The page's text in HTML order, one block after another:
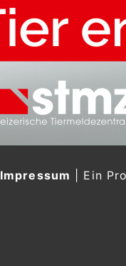
Impressum Ein